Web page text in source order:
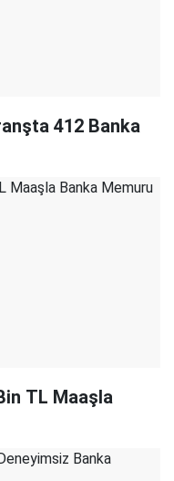
412 Banka
TL Maaşla